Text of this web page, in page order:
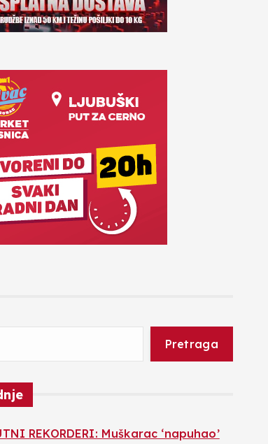
Pretraga
REKORDERI: Muškarac ‘napuhao’